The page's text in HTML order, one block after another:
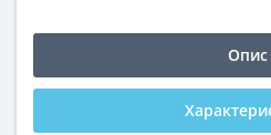
Опис